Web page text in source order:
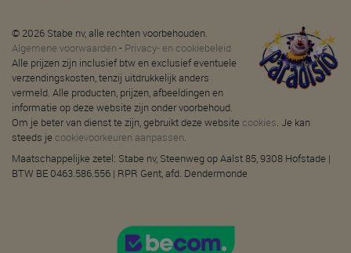
© 2026 Stabe nv, alle rechten voorbehouden.
Algemene voorwaarden - Privacy- en cookiebeleid
Alle prijzen zijn inclusief btw en exclusief eventuele
verzendingskosten, tenzij uitdrukkelijk anders
vermeld. Alle producten, prijzen, afbeeldingen en
informatie op deze website zijn onder voorbehoud.
Om je beter van dienst te zijn, gebruikt deze website cookies. Je kan
steeds je cookievoorkeuren aanpassen.
Maatschappelijke zetel: Stabe nv, Steenweg op Aalst 85, 9308 Hofstade |
BTW BE 0463.586.556 | RPR Gent, afd. Dendermonde